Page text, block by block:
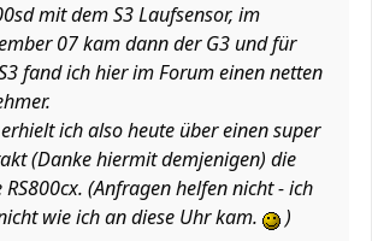
mit dem S3 Laufsensor, im
07 kam dann der G3 und für
fand ich hier im Forum einen netten
erhielt ich also heute über einen super
(Danke hiermit demjenigen) die
RS800cx. (Anfragen helfen nicht - ich
wie ich an diese Uhr kam.
)